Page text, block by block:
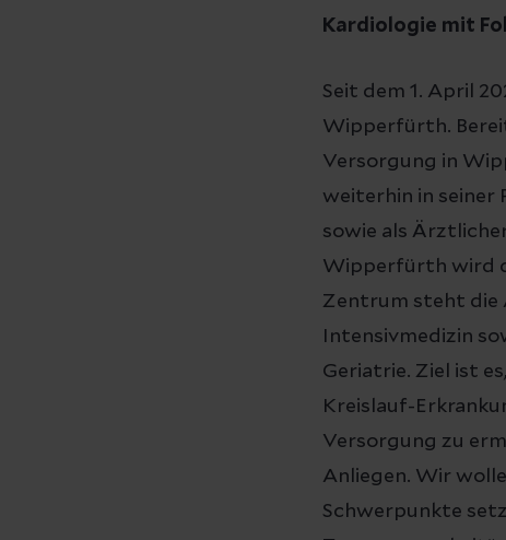
Kardiologie mit
Seit dem 1. April
Wipperfürth.
Versorgung in
weiterhin in seiner
sowie als
Wipperfürth wird
Zentrum steht die
Intensivmedizin
Geriatrie. Ziel ist
Kreislauf-
Versorgung zu
Anliegen. Wir
Schwerpunkte